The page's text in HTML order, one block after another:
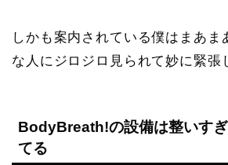
しかも案内されている僕はまあま
な人にジロジロ見られて妙に緊張
BodyBreath!の設備は整いす
てる